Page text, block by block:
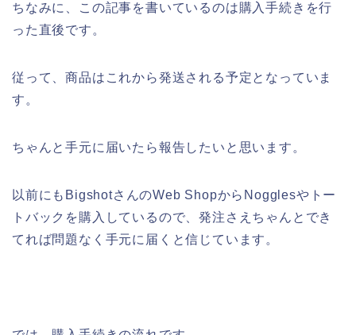
ちなみに、この記事を書いているのは購入手続きを行
った直後です。
従って、商品はこれから発送される予定となっていま
す。
ちゃんと手元に届いたら報告したいと思います。
以前にもBigshotさんのWeb ShopからNogglesやトー
トバックを購入しているので、発注さえちゃんとでき
てれば問題なく手元に届くと信じています。